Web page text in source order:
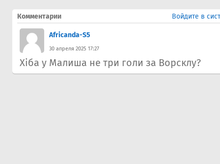
Комментарии Войдите в
Africanda-S5
30 апреля 2025 17:27
Хіба у Малиша не три голи за Ворсклу?